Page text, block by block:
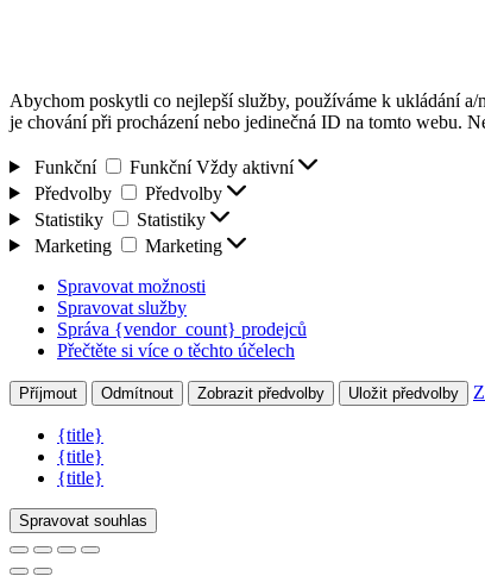
Abychom poskytli co nejlepší služby, používáme k ukládání
je chování při procházení nebo jedinečná ID na tomto webu.
Funkční Funkční Vždy aktivní
Předvolby
Předvolby
Statistiky
Statistiky
Marketing
Marketing
Spravovat možnosti
Spravovat služby
Správa {vendor_count} prodejců
Přečtěte si více o těchto účelech
Příjmout Odmítnout Zobrazit předvolby Uložit předvolby
{title}
{title}
{title}
Spravovat souhlas